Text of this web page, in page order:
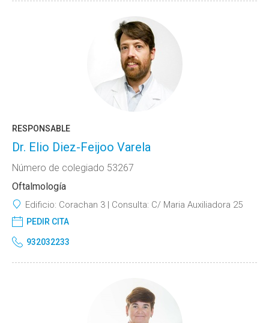
RESPONSABLE
Dr. Elio Diez-Feijoo Varela
Número de colegiado 53267
Oftalmología
Edificio: Corachan 3 Consulta: C/ Maria Auxiliadora 25
PEDIR CITA
932032233